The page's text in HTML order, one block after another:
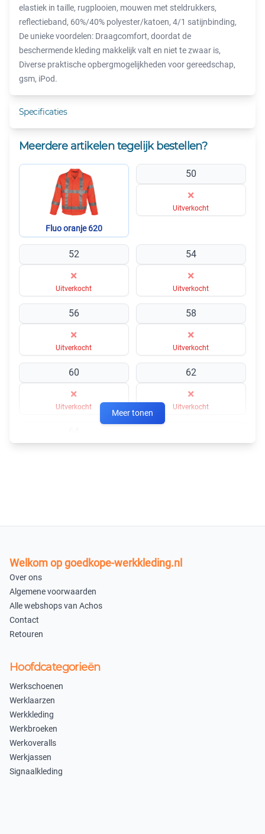
elastiek in taille, rugplooien, mouwen met steldrukkers,
reflectieband, 60%/40% polyester/katoen, 4/1 satijnbinding,
De unieke voordelen: Draagcomfort, doordat de
beschermende kleding makkelijk valt en niet te zwaar is,
Diverse praktische opbergmogelijkheden voor gereedschap,
gsm, iPod.
Specificaties
Meerdere artikelen tegelijk bestellen?
Fluo oranje 620
50
×
Uitverkocht
52
×
Uitverkocht
54
×
Uitverkocht
56
×
Uitverkocht
58
×
Uitverkocht
60
×
Uitverkocht
62
×
Uitverkocht
Meer tonen
Welkom op goedkope-werkkleding.nl
Over ons
Algemene voorwaarden
Alle webshops van Achos
Contact
Retouren
Hoofdcategorieën
Werkschoenen
Werklaarzen
Werkkleding
Werkbroeken
Werkoveralls
Werkjassen
Signaalkleding